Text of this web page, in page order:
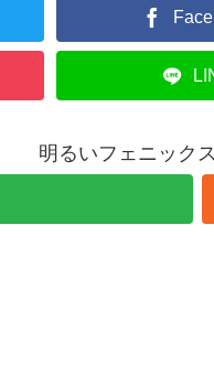
明るいフェニック